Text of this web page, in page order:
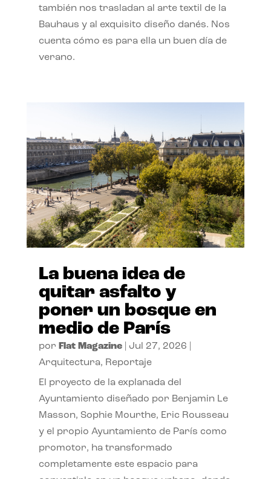
también nos trasladan al arte textil de la
Bauhaus y al exquisito diseño danés. Nos
cuenta cómo es para ella un buen día de
verano.
La buena idea de
quitar asfalto y
poner un bosque en
medio de París
por Flat Magazine| Jul 27, 2026
Arquitectura, Reportaje
El proyecto de la explanada del
Ayuntamiento diseñado por Benjamin Le
Masson, Sophie Mourthe, Eric Rousseau
y el propio Ayuntamiento de París como
promotor, ha transformado
completamente este espacio para